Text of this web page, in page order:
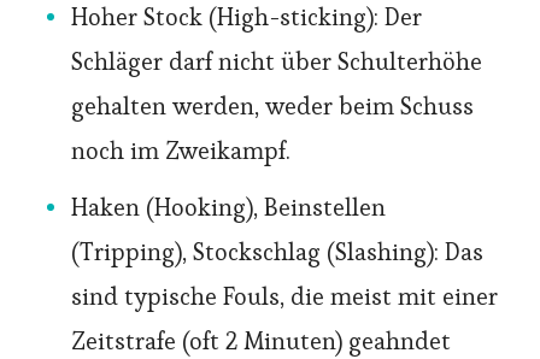
Hoher Stock (High-sticking): Der
Schläger darf nicht über Schulterhöhe
gehalten werden, weder beim Schuss
noch im Zweikampf.
Haken (Hooking), Beinstellen
(Tripping), Stockschlag (Slashing): Das
sind typische Fouls, die meist mit einer
Zeitstrafe (oft 2 Minuten) geahndet